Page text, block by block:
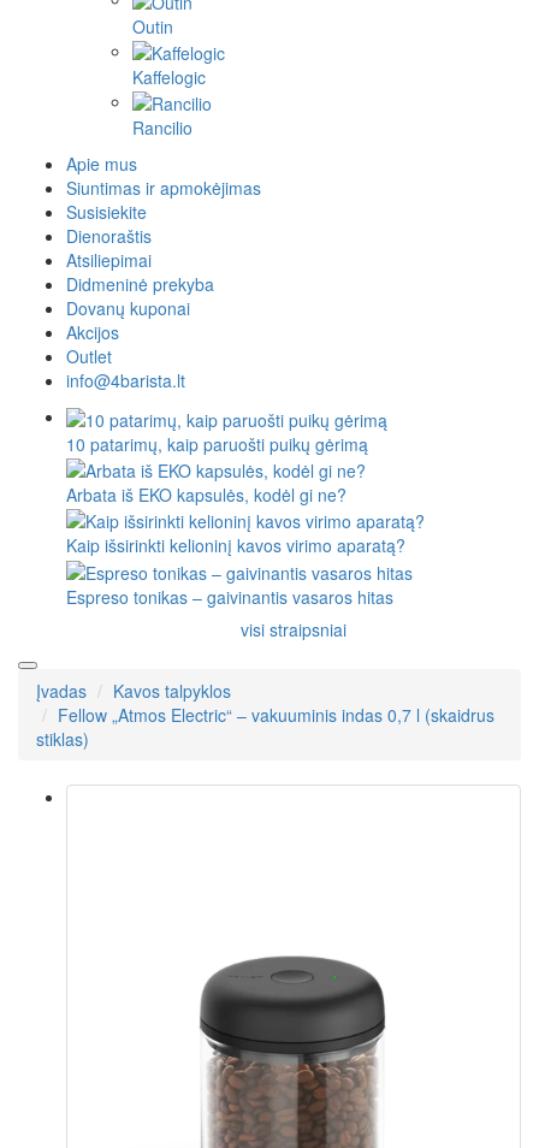
Outin
Kaffelogic
Rancilio
Apie mus
Siuntimas ir apmokėjimas
Susisiekite
Dienoraštis
Atsiliepimai
Didmeninė prekyba
Dovanų kuponai
Akcijos
Outlet
info@4barista.lt
10 patarimų, kaip paruošti puikų gėrimą
Arbata iš EKO kapsulės, kodėl gi ne?
Kaip išsirinkti kelioninį kavos virimo aparatą?
Espreso tonikas – gaivinantis vasaros hitas
visi straipsniai
Įvadas
Kavos talpyklos
Fellow „Atmos Electric“ – vakuuminis indas 0,7 l (skaidrus
stiklas)